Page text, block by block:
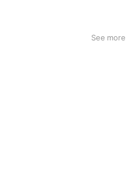
See more